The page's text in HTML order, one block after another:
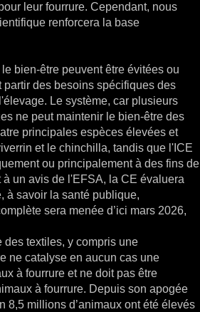
leur fourrure. Cependant, nous
renforcera la base
bien-être peuvent être évitées ou
des besoins spécifiques des
Le système, car plusieurs
ne peut maintenir le bien-être des
principales espèces élevées et
et le chinchilla, tandis que l'ICE
ou principalement à des fins de
un avis de l'EFSA, la CE évaluera
à savoir la santé publique,
sera menée d’ici mars 2026,
textiles, y compris une
ne catalyse en aucun cas une
à fourrure et ne doit pas être
à fourrure. Depuis son apogée
8,5 millions d’animaux ont été élevés